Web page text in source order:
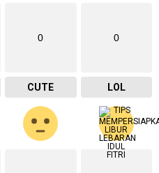
0
CUTE
0
LOL